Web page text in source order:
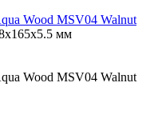
Wood MSV04 Walnut
мм
Wood MSV04 Walnut